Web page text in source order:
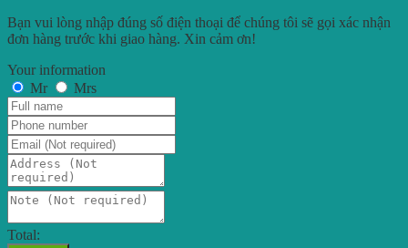
Bạn vui lòng nhập đúng số điện thoại để chúng tôi sẽ gọi xác nhận
đơn hàng trước khi giao hàng. Xin cảm ơn!
Your information
Mr
Mrs
Total: